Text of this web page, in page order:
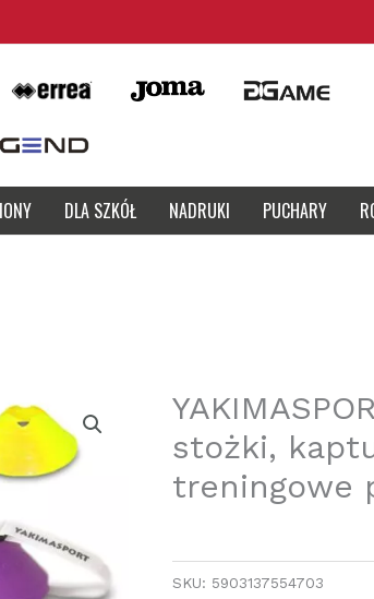
DLA SZKÓŁ NADRUKI PUCHARY
stożki,
treningowe
SKU: 5903137554703